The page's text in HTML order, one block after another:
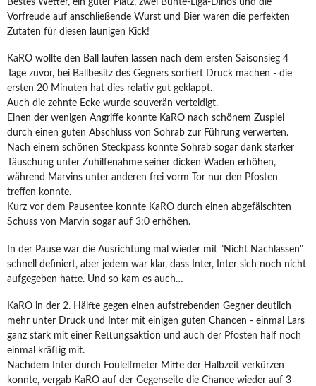
Vorfreude auf anschließende Wurst und Bier waren die perfekten
Zutaten für diesen launigen Kick!
KaRO wollte den Ball laufen lassen nach dem ersten Saisonsieg 4
Tage zuvor, bei Ballbesitz des Gegners sortiert Druck machen - die
ersten 20 Minuten hat dies relativ gut geklappt.
Auch die zehnte Ecke wurde souverän verteidigt.
Einen der wenigen Angriffe konnte KaRO nach schönem Zuspiel
durch einen guten Abschluss von Sohrab zur Führung verwerten.
Nach einem schönen Steckpass konnte Sohrab sogar dank starker
Täuschung unter Zuhilfenahme seiner dicken Waden erhöhen,
während Marvins unter anderen frei vorm Tor nur den Pfosten
treffen konnte.
Kurz vor dem Pausentee konnte KaRO durch einen abgefälschten
Schuss von Marvin sogar auf 3:0 erhöhen.
In der Pause war die Ausrichtung mal wieder mit "Nicht Nachlassen"
schnell definiert, aber jedem war klar, dass Inter, Inter sich noch nicht
aufgegeben hatte. Und so kam es auch…
KaRO in der 2. Hälfte gegen einen aufstrebenden Gegner deutlich
mehr unter Druck und Inter mit einigen guten Chancen - einmal Lars
ganz stark mit einer Rettungsaktion und auch der Pfosten half noch
einmal kräftig mit.
Nachdem Inter durch Foulelfmeter Mitte der Halbzeit verkürzen
konnte, vergab KaRO auf der Gegenseite die Chance wieder auf 3